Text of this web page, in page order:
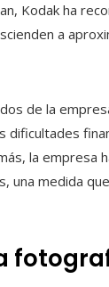
Kodak ha
a
de la
dificultades
la empresa
una medida